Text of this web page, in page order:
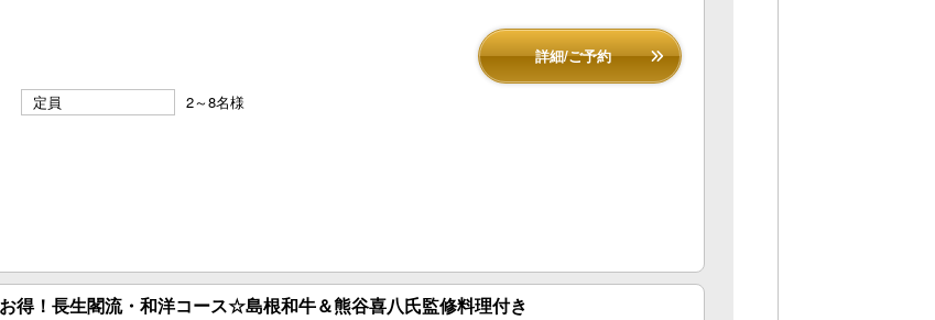
詳細/ご予約
定員 2～8名様
得！長生閣流・和洋コース☆島根和牛＆熊谷喜八氏監修料理付き